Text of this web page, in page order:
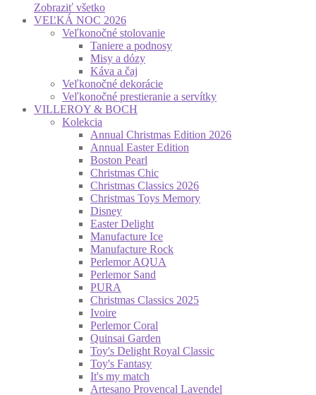
Zobraziť všetko
VEĽKÁ NOC 2026
Veľkonočné stolovanie
Taniere a podnosy
Misy a dózy
Káva a čaj
Veľkonočné dekorácie
Veľkonočné prestieranie a servítky
VILLEROY & BOCH
Kolekcia
Annual Christmas Edition 2026
Annual Easter Edition
Boston Pearl
Christmas Chic
Christmas Classics 2026
Christmas Toys Memory
Disney
Easter Delight
Manufacture Ice
Manufacture Rock
Perlemor AQUA
Perlemor Sand
PURA
Christmas Classics 2025
Ivoire
Perlemor Coral
Quinsai Garden
Toy's Delight Royal Classic
Toy's Fantasy
It's my match
Artesano Provencal Lavendel